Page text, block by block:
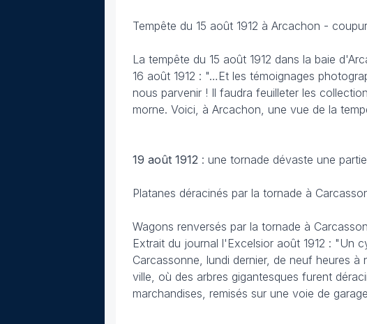
Tempête du 15 août 1912 à Arcachon -
La tempête du 15 août 1912 dans la baie
16 août 1912 : "…Et les témoignages
nous parvenir ! Il faudra feuilleter les
morne. Voici, à Arcachon, une vue de la
19 août 1912 : une tornade dévaste une
Platanes déracinés par la tornade à
Wagons renversés par la tornade à
Extrait du journal l'Excelsior août 1912 : "Un
Carcassonne, lundi dernier, de neuf heures
ville, où des arbres gigantesques furent
marchandises, remisés sur une voie de